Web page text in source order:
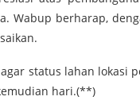
Wabup berharap,
status lahan lokasi
hari.(**)